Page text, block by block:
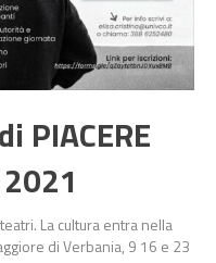
PIACERE
La cultura entra nella
di Verbania, 9 16 e 23